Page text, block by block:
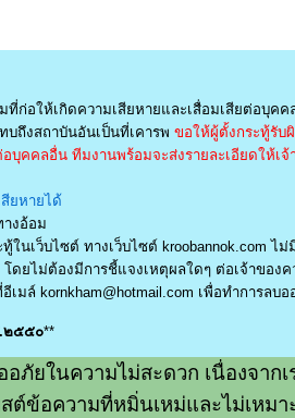
ก่อให้เกิดความเสียหายและเสื่อมเสียต่อบุคค
บถึงสถาบันอันเป็นที่เคารพ ขอให้ผู้ตั้งกระทู้รับ
คคลอื่น ทีมงานพร้อมจะส่งรายละเอียดให้เจ้
ยหายได้
งอ้อม
นเว็บไซต์ ทางเว็บไซต์ kroobannok.com ไ
ยไม่ต้องมีการชี้แจงเหตุผลใดๆ ต่อเจ้าของ
เมล์ kornkham@hotmail.com เพื่อทำการลบอ
.๒๕๕๐**
อภัยในความไม่สะดวก เนื่องจาก
ต์ข้อความที่หมิ่นเหม่และไม่เหม